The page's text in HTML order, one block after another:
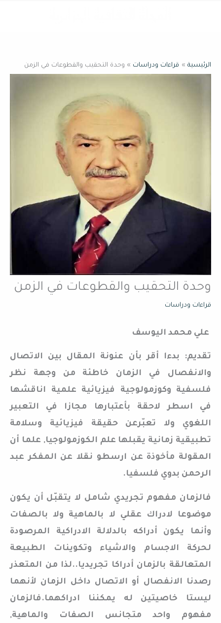
الرئيسية قراءات ودراسات وحدة التحقيب والقطوعات في الزمن
وحدة التحقيب والقطوعات في الزمن
قراءات ودراسات
علي محمد اليوسف
تقديم: بدءا أقر بأن عنونة المقال بين الاتصال
والانفصال في الزمان خاطئة من وجهة نظر
فلسفية وكوزمولوجية فيزيائية علمية اناقشها
في اسطر لاحقة بأعتبارها مجازا في التعبير
اللغوي ولا تعبّرعن حقيقة فيزيائية وسلامة
تطبيقية زمانية يقبلها علم الكوزمولوجيا, علما أن
المقولة مأخوذة عن ارسطو نقلا عن المفكر عبد
الرحمن بدوي فلسفيا.
فالزمان مفهوم تجريدي شامل لا يتقبّل أن يكون
موضوعا لادراك عقلي لا بالماهية ولا بالصفات
وأنما يكون أدراكه بالدلالة الادراكية المرصودة
لحركة الاجسام والاشياء وتكوينات الطبيعة
المتعالقة بالزمان أدراكا تجريديا..لذا من المتعذر
رصدنا الانفصال أو الاتصال داخل الزمان لأنهما
ليستا خاصيتين له يمكننا ادراكهما.فالزمان
مفهوم واحد متجانس الصفات والماهية,